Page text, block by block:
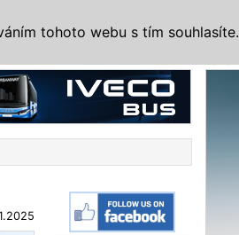
tohoto webu s tím souhlasíte.